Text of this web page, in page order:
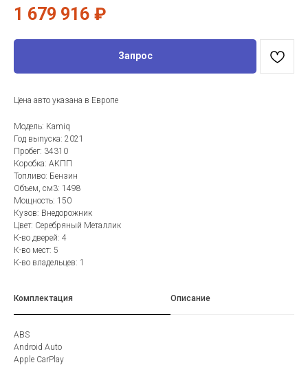
1 679 916 ₽
Запрос
Цена авто указана в Европе
Модель: Kamiq
Год выпуска: 2021
Пробег: 34310
Коробка: АКПП
Топливо: Бензин
Объем, см3: 1498
Мощность: 150
Кузов: Внедорожник
Цвет: Серебряный Металлик
К-во дверей: 4
К-во мест: 5
К-во владельцев: 1
Комплектация Описание
ABS
Android Auto
Apple CarPlay